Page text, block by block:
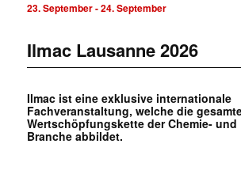
23. September-24. September
Ilmac Lausanne 2026
Ilmac ist eine exklusive internationale
Fachveranstaltung, welche die
Wertschöpfungskette der Chemie- und
Branche abbildet.